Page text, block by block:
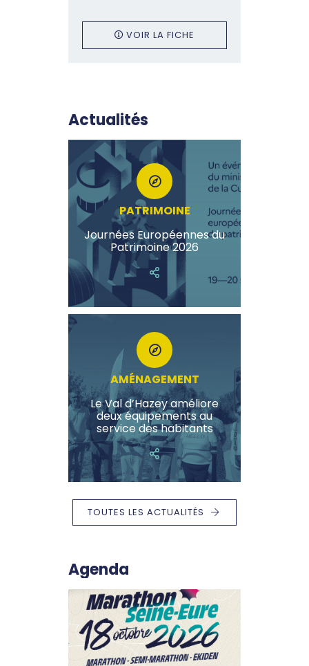
VOIR LA FICHE
Actualités
PATRIMOINE
Journées Européennes du
Patrimoine 2026
AMÉNAGEMENT
Le Val d’Hazey améliore
deux équipements au
service des habitants
TOUTES LES ACTUALITÉS
Agenda